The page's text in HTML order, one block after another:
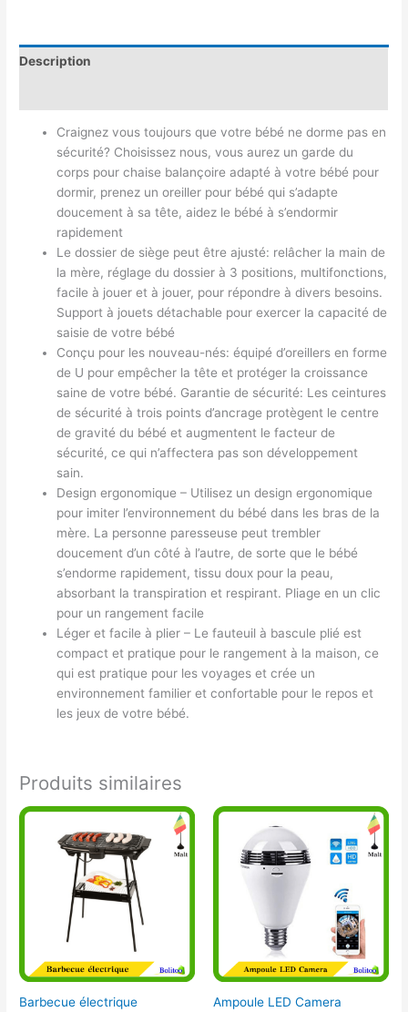
Description
Craignez vous toujours que votre bébé ne dorme pas en
sécurité? Choisissez nous, vous aurez un garde du
corps pour chaise balançoire adapté à votre bébé pour
dormir, prenez un oreiller pour bébé qui s’adapte
doucement à sa tête, aidez le bébé à s’endormir
rapidement
Le dossier de siège peut être ajusté: relâcher la main de
la mère, réglage du dossier à 3 positions, multifonctions,
facile à jouer et à jouer, pour répondre à divers besoins.
Support à jouets détachable pour exercer la capacité de
saisie de votre bébé
Conçu pour les nouveau-nés: équipé d’oreillers en forme
de U pour empêcher la tête et protéger la croissance
saine de votre bébé. Garantie de sécurité: Les ceintures
de sécurité à trois points d’ancrage protègent le centre
de gravité du bébé et augmentent le facteur de
sécurité, ce qui n’affectera pas son développement
sain.
Design ergonomique – Utilisez un design ergonomique
pour imiter l’environnement du bébé dans les bras de la
mère. La personne paresseuse peut trembler
doucement d’un côté à l’autre, de sorte que le bébé
s’endorme rapidement, tissu doux pour la peau,
absorbant la transpiration et respirant. Pliage en un clic
pour un rangement facile
Léger et facile à plier – Le fauteuil à bascule plié est
compact et pratique pour le rangement à la maison, ce
qui est pratique pour les voyages et crée un
environnement familier et confortable pour le repos et
les jeux de votre bébé.
Produits similaires
Barbecue électrique Ampoule LED Camera